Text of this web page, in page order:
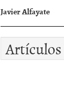
Javier Alfayate